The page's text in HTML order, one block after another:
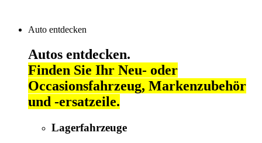
Auto entdecken
Autos entdecken.
Finden Sie Ihr Neu- oder
Occasionsfahrzeug, Markenzubehör
und -ersatzeile.
Lagerfahrzeuge